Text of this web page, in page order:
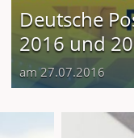
Deutsche
2016 und
am 27.07.2016